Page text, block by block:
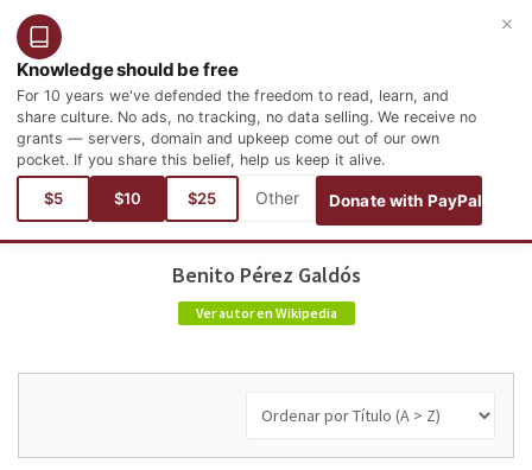
Español
Knowledge should be free
For 10 years we've defended the freedom to read, learn, and
share culture. No ads, no tracking, no data selling. We receive no
grants — servers, domain and upkeep come out of our own
pocket. If you share this belief, help us keep it alive.
$5 $10 $25 Donate with PayPal
×
Benito Pérez Galdós
Ver autor en Wikipedia